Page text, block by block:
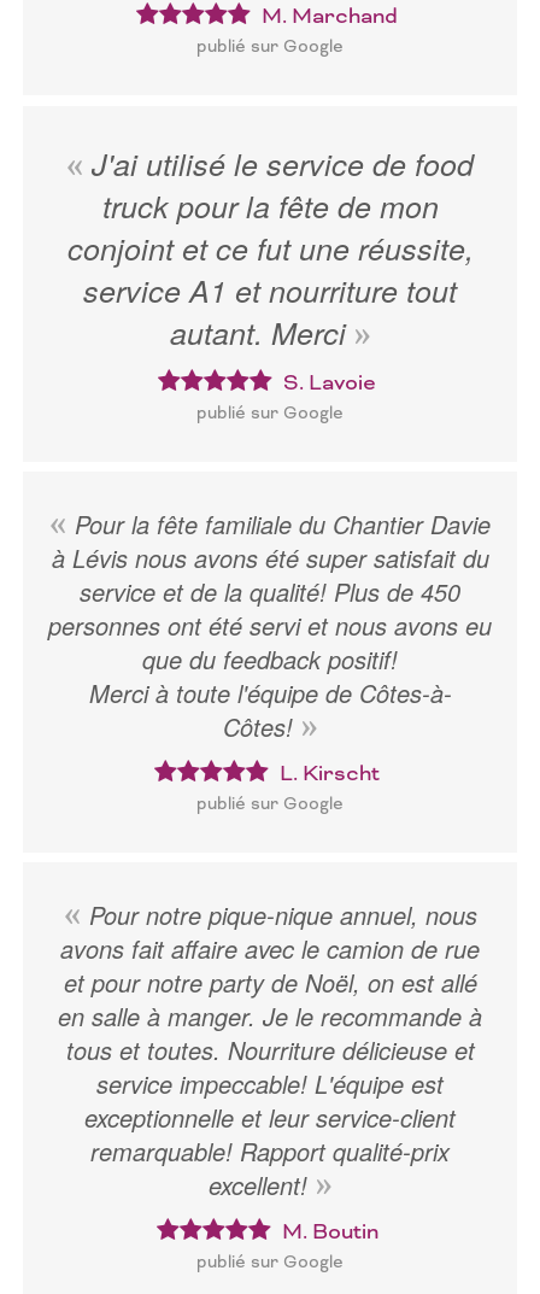
M. Marchand
publié sur Google
J'ai utilisé le service de food
truck pour la fête de mon
conjoint et ce fut une réussite,
service A1 et nourriture tout
autant. Merci
S. Lavoie
publié sur Google
Pour la fête familiale du Chantier Davie
à Lévis nous avons été super satisfait du
service et de la qualité! Plus de 450
personnes ont été servi et nous avons eu
que du feedback positif!
Merci à toute l'équipe de Côtes-à-
Côtes!
L. Kirscht
publié sur Google
Pour notre pique-nique annuel, nous
avons fait affaire avec le camion de rue
et pour notre party de Noël, on est allé
en salle à manger. Je le recommande à
tous et toutes. Nourriture délicieuse et
service impeccable! L'équipe est
exceptionnelle et leur service-client
remarquable! Rapport qualité-prix
excellent!
M. Boutin
publié sur Google